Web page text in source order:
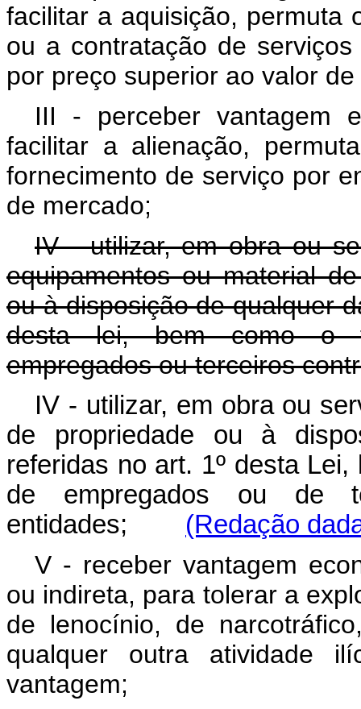
facilitar a aquisição, permuta
ou a contratação de
por preço superior ao valor
III - perceber vantagem
facilitar a alienação,
fornecimento de serviço por
de mercado;
IV - utilizar, em obra ou
equipamentos ou material
ou à disposição de qualquer
desta lei, bem como o
empregados ou terceiros
IV - utilizar, em obra ou
de propriedade ou à
referidas no art. 1º desta
de empregados ou de
entidades; (Redação
V - receber vantagem
ou indireta, para tolerar a
de lenocínio, de
qualquer outra atividade
vantagem;